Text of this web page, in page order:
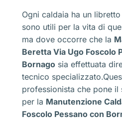
Ogni caldaia ha un
sono utili per la vita di
ma dove occorre che la
Beretta Via Ugo Foscolo
Bornago sia effettuata
tecnico
professionista che pone
per la Manutenzione
Foscolo Pessano con